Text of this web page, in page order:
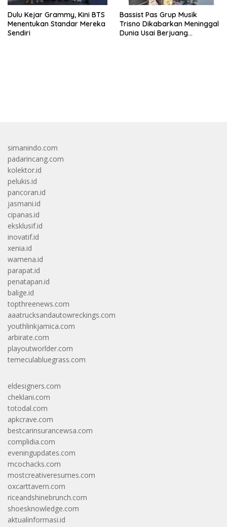
Dulu Kejar Grammy, Kini BTS
Menentukan Standar Mereka
Sendiri
Bassist Pas Grup Musik
Trisno Dikabarkan Meninggal
Dunia Usai Berjuang
simanindo.com
padarincang.com
kolektor.id
pelukis.id
pancoran.id
jasmani.id
cipanas.id
eksklusif.id
inovatif.id
xenia.id
wamena.id
parapat.id
penatapan.id
balige.id
topthreenews.com
aaatrucksandautowreckings.com
youthlinkjamica.com
arbirate.com
playoutworlder.com
temeculabluegrass.com
eldesigners.com
cheklani.com
totodal.com
apkcrave.com
bestcarinsurancewsa.com
complidia.com
eveningupdates.com
mcochacks.com
mostcreativeresumes.com
oxcarttavern.com
riceandshinebrunch.com
shoesknowledge.com
aktualinformasi.id